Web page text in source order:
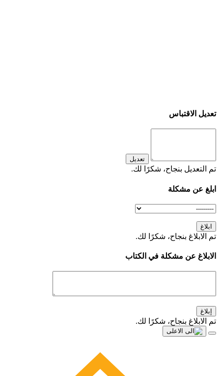
تعديل الاقتباس
تعديل
تم التعديل بنجاح، شكرًا لك.
ابلغ عن مشكلة
ابلاغ
تم الابلاغ بنجاح، شكرًا لك.
الابلاغ عن مشكلة في الكتاب
إبلاغ
تم الابلاغ بنجاح، شكرًا لك.